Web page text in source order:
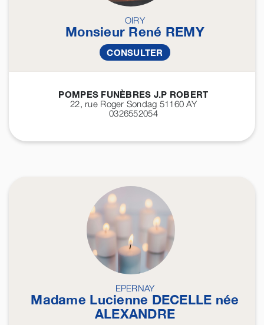
OIRY
Monsieur René REMY
CONSULTER
POMPES FUNÈBRES J.P ROBERT
22, rue Roger Sondag 51160AY
0326552054
EPERNAY
Madame Lucienne DECELLE née
ALEXANDRE